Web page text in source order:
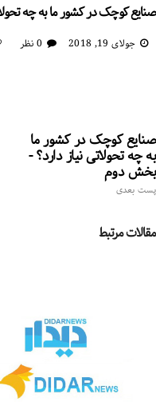
صنایع کوچک در کشور ما به چه
جولای 19, 2018 0 نظر
صنایع کوچک در کشور ما
به چه تحولاتی نیاز دارد؟ -
بخش دوم
پست بعدی
مقالات مرتبط